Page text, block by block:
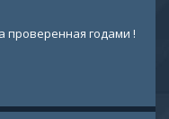
проверенная годами !